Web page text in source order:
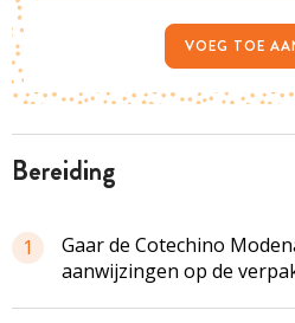
bereiding
1
Gaar de Cotechino
aanwijzingen op de
VOEG TOE